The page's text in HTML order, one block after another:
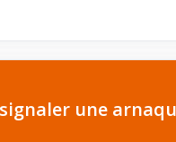
une